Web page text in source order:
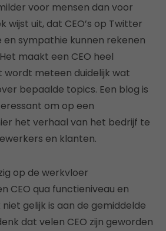
voor mensen dan voor
wijst uit, dat CEO’s op Twitter
sympathie kunnen rekenen
maakt een CEO heel
wordt meteen duidelijk wat
bepaalde topics. Een blog is
om op een
het verhaal van het bedrijf te
en klanten.
op de werkvloer
CEO qua functieniveau en
gelijk is aan de gemiddelde
dat velen CEO zijn geworden